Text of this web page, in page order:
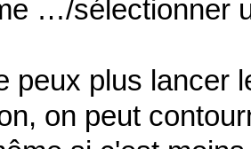
…/sélectionner
peux plus lancer
on peut